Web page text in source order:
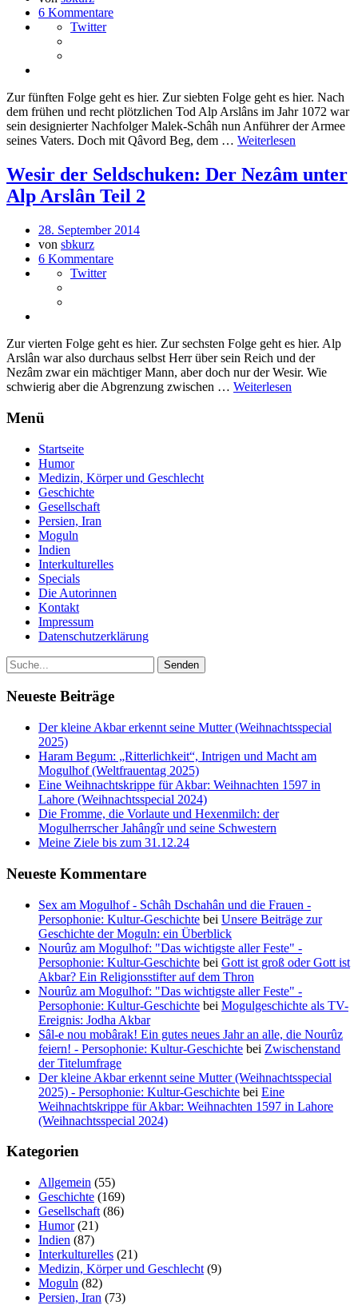
6 Kommentare
Twitter
Zur fünften Folge geht es hier. Zur siebten Folge geht es hier. Nach
dem frühen und recht plötzlichen Tod Alp Arslâns im Jahr 1072 war
sein designierter Nachfolger Malek-Schâh nun Anführer der Armee
seines Vaters. Doch mit Qâvord Beg, dem … Weiterlesen
Wesir der Seldschuken: Der Nezâm unter
Alp Arslân Teil 2
28. September 2014
von sbkurz
6 Kommentare
Twitter
Zur vierten Folge geht es hier. Zur sechsten Folge geht es hier. Alp
Arslân war also durchaus selbst Herr über sein Reich und der
Nezâm zwar ein mächtiger Mann, aber doch nur der Wesir. Wie
schwierig aber die Abgrenzung zwischen … Weiterlesen
Menü
Startseite
Humor
Medizin, Körper und Geschlecht
Geschichte
Gesellschaft
Persien, Iran
Moguln
Indien
Interkulturelles
Specials
Die Autorinnen
Kontakt
Impressum
Datenschutzerklärung
Neueste Beiträge
Der kleine Akbar erkennt seine Mutter (Weihnachtsspecial
2025)
Haram Begum: „Ritterlichkeit“, Intrigen und Macht am
Mogulhof (Weltfrauentag 2025)
Eine Weihnachtskrippe für Akbar: Weihnachten 1597 in
Lahore (Weihnachtsspecial 2024)
Die Fromme, die Vorlaute und Hexenmilch: der
Mogulherrscher Jahângîr und seine Schwestern
Meine Ziele bis zum 31.12.24
Neueste Kommentare
Sex am Mogulhof - Schâh Dschahân und die Frauen -
Persophonie: Kultur-Geschichte bei Unsere Beiträge zur
Geschichte der Moguln: ein Überblick
Nourûz am Mogulhof: "Das wichtigste aller Feste" -
Persophonie: Kultur-Geschichte bei Gott ist groß oder Gott ist
Akbar? Ein Religionsstifter auf dem Thron
Nourûz am Mogulhof: "Das wichtigste aller Feste" -
Persophonie: Kultur-Geschichte bei Mogulgeschichte als TV-
Ereignis: Jodha Akbar
Sâl-e nou mobârak! Ein gutes neues Jahr an alle, die Nourûz
feiern! - Persophonie: Kultur-Geschichte bei Zwischenstand
der Titelumfrage
Der kleine Akbar erkennt seine Mutter (Weihnachtsspecial
2025) - Persophonie: Kultur-Geschichte bei Eine
Weihnachtskrippe für Akbar: Weihnachten 1597 in Lahore
(Weihnachtsspecial 2024)
Kategorien
Allgemein (55)
Geschichte (169)
Gesellschaft (86)
Humor(21)
Indien (87)
Interkulturelles (21)
Medizin, Körper und Geschlecht (9)
Moguln (82)
Persien, Iran (73)